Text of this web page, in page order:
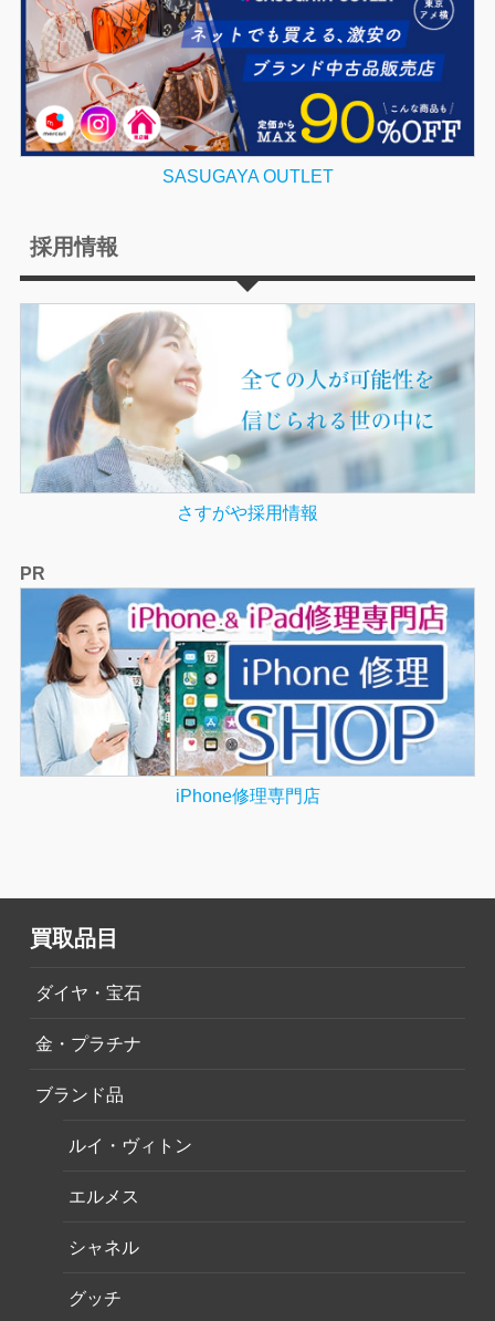
SASUGAYA OUTLET
採用情報
さすがや採用情報
PR
iPhone修理専門店
買取品目
ダイヤ・宝石
金・プラチナ
ブランド品
ルイ・ヴィトン
エルメス
シャネル
グッチ